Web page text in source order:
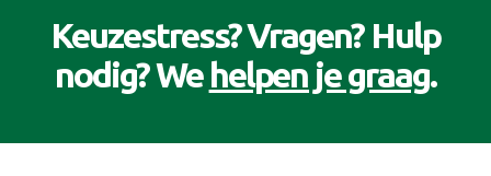
Keuzestress? Vragen? Hulp
nodig? Wehelpen je graag.